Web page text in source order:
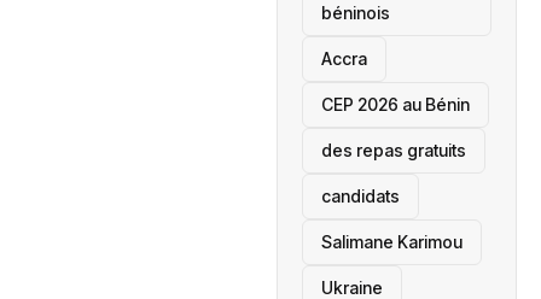
béninois
Accra
‎CEP 2026 au Bénin
des repas gratuits
candidats
Salimane Karimou
Ukraine